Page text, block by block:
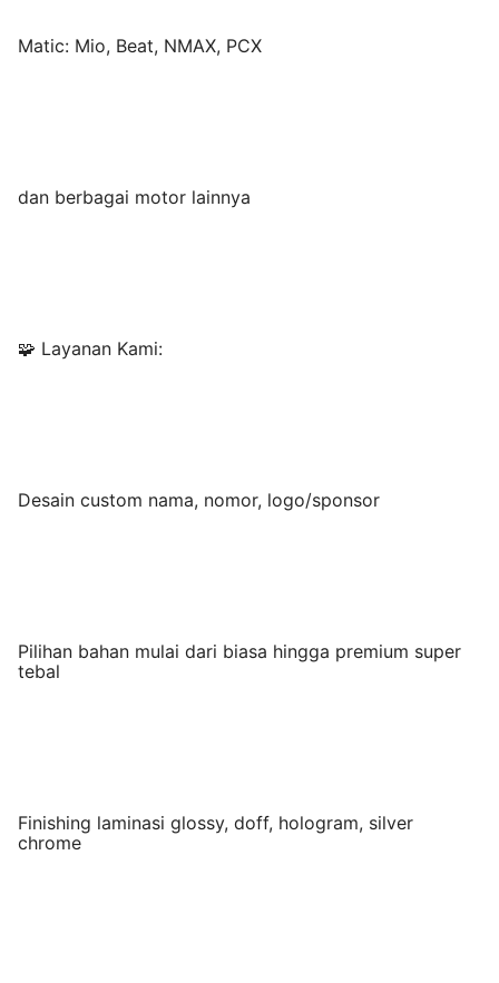
Matic: Mio, Beat, NMAX, PCX
dan berbagai motor lainnya
🧩 Layanan Kami:
Desain custom nama, nomor, logo/sponsor
Pilihan bahan mulai dari biasa hingga premium super
tebal
Finishing laminasi glossy, doff, hologram, silver
chrome